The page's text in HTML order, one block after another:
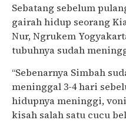
Sebatang sebelum
gairah hidup seorang
Nur, Ngrukem
tubuhnya sudah
“Sebenarnya Simbah
meninggal 3-4 hari
hidupnya meninggi,
kisah salah satu cucu